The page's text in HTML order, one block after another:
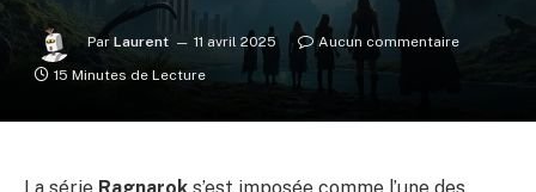
Par Laurent 11 avril 2025
Aucun commentaire
15 Minutes de Lecture